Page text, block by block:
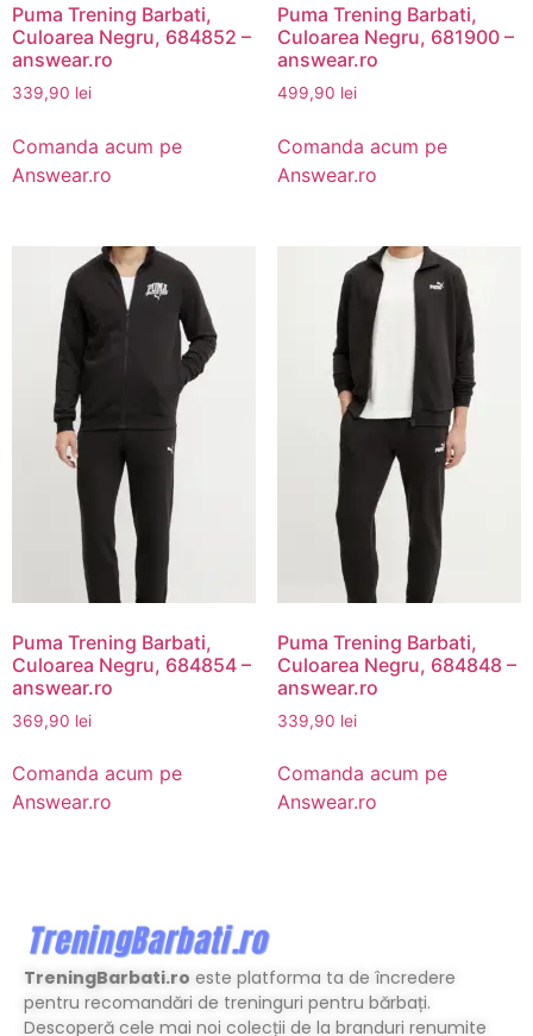
Puma Trening Barbati,
Culoarea Negru, 684852 –
answear.ro
339,90 lei
Comanda acum pe
Answear.ro
Puma Trening Barbati,
Culoarea Negru, 681900 –
answear.ro
499,90 lei
Comanda acum pe
Answear.ro
Puma Trening Barbati,
Culoarea Negru, 684854 –
answear.ro
369,90 lei
Comanda acum pe
Answear.ro
Puma Trening Barbati,
Culoarea Negru, 684848 –
answear.ro
339,90 lei
Comanda acum pe
Answear.ro
TreningBarbati.ro este platforma ta de încredere
pentru recomandări de treninguri pentru bărbați.
Descoperă cele mai noi colecții de la branduri renumite